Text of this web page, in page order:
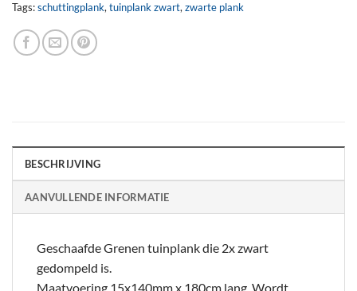
Tags:schuttingplank,tuinplank zwart,zwarte plank
BESCHRIJVING
AANVULLENDE INFORMATIE
Geschaafde Grenen tuinplank die 2x zwart
gedompeld is.
Maatvoering 15x140mm x 180cm lang. Wordt